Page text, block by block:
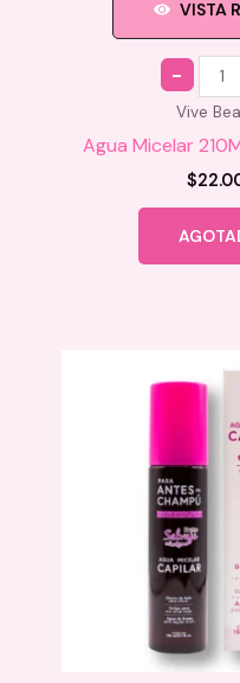
VISTA
Quantity
Vive
Agua Micelar
$